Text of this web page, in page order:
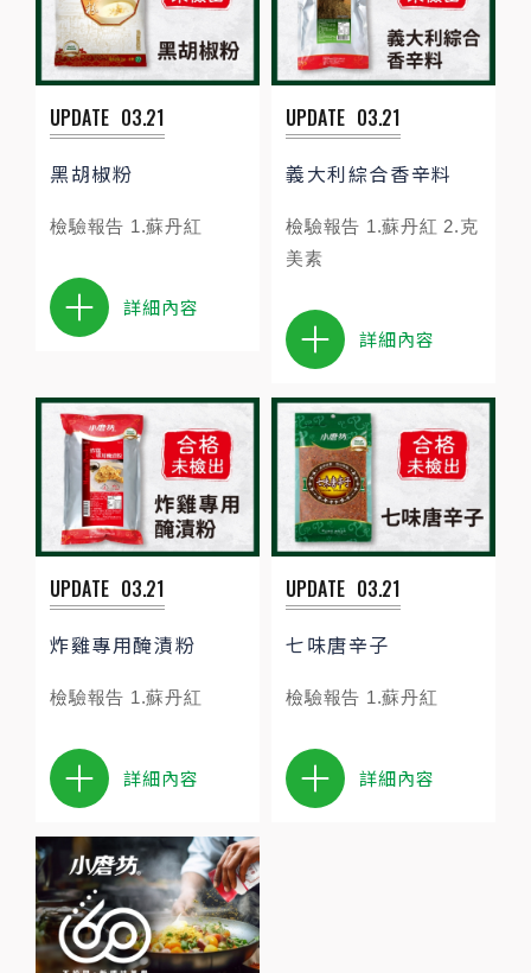
UPDATE 03.21
黑胡椒粉
檢驗報告 1.蘇丹紅
詳細內容
UPDATE 03.21
義大利綜合香辛料
檢驗報告 1.蘇丹紅 2.克
美素
詳細內容
UPDATE 03.21
炸雞專用醃漬粉
檢驗報告 1.蘇丹紅
詳細內容
UPDATE 03.21
七味唐辛子
檢驗報告 1.蘇丹紅
詳細內容